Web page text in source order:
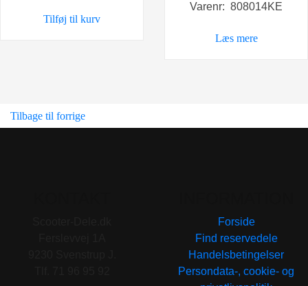
Tilføj til kurv
Varenr: 808014KE
Læs mere
Tilbage til forrige
Forside
Find reservedele
Handelsbetingelser
Persondata-, cookie- og